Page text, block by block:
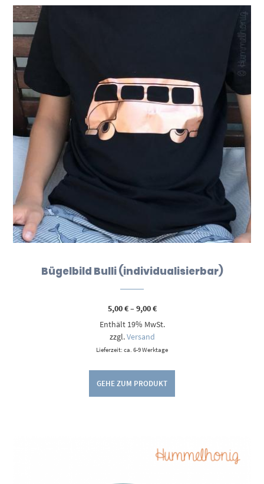
Bügelbild Bulli (individualisierbar)
5,00€–9,00€Preisspanne:
bis
Enthält 19% MwSt.
zzgl.Versand
Lieferzeit: ca. 6-9 Werktage
GEHE ZUM PRODUKT